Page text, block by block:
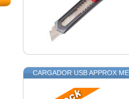
CARGADOR USB APPROX